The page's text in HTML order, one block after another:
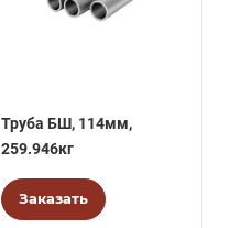
Труба БШ, 114мм,
259.946кг
Заказать